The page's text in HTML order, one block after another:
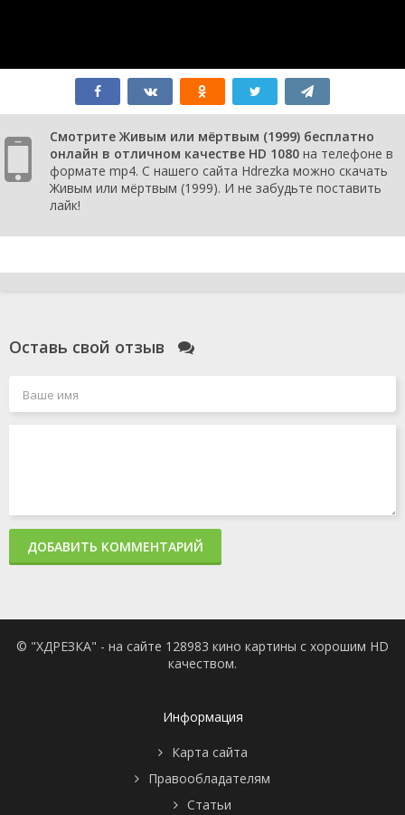
Смотрите Живым или мёртвым (1999) бесплатно
онлайн в отличном качестве HD 1080 на телефоне в
формате mp4. С нашего сайта Hdrezka можно скачать
Живым или мёртвым (1999). И не забудьте поставить
лайк!
Оставь свой отзыв
ДОБАВИТЬ КОММЕНТАРИЙ
© "ХДРЕЗКА" - на сайте 128983 кино картины с хорошим HD
качеством.
Информация
Карта сайта
Правообладателям
Статьи